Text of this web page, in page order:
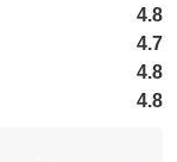
4.8
4.7
4.8
4.8